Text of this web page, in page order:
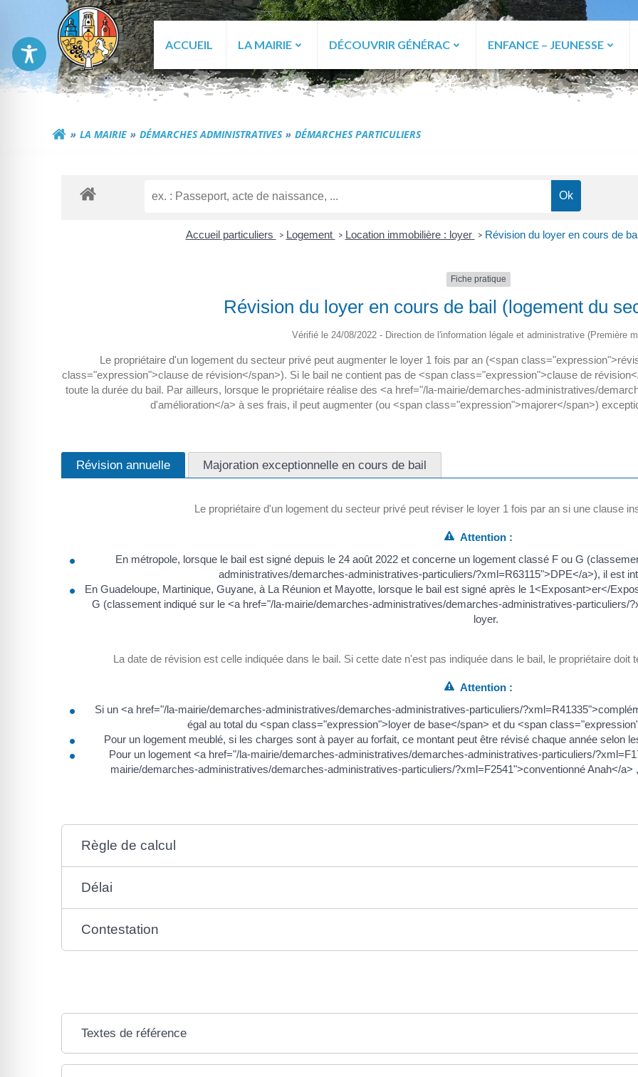
contenu
Commune de Générac
ACCUEIL LA MAIRIE DÉCOUVRIR GÉNÉRAC ENFANCE – JEUNESSE
LA MAIRIE DÉMARCHES ADMINISTRATIVES DÉMARCHES PARTICULIERS
Accueil particuliers > Logement > Location immobilière : loyer > Révision du loyer en cours de
Fiche pratique
Révision du loyer en cours de bail (logement du
Vérifié le 24/08/2022 - Direction de l'information légale et administrative (Première
Le propriétaire d'un logement du secteur privé peut augmenter le loyer 1 fois par an (<span
class="expression">clause de révision</span>). Si le bail ne contient pas de <span class="expression">clause de
toute la durée du bail. Par ailleurs, lorsque le propriétaire réalise des <a href="/la-mairie/demarches-administratives/
d'amélioration</a> à ses frais, il peut augmenter (ou <span class="expression">majorer</span>)
Révision annuelle Majoration exceptionnelle en cours de bail
Le propriétaire d'un logement du secteur privé peut réviser le loyer 1 fois par an si une clause
Attention :
En métropole, lorsque le bail est signé depuis le 24 août 2022 et concerne un logement classé F ou G
administratives/demarches-administratives-particuliers/?xml=R63115">DPE</a>), il est
En Guadeloupe, Martinique, Guyane, à La Réunion et Mayotte, lorsque le bail est signé après le 1<Exposant>er</
G (classement indiqué sur le <a href="/la-mairie/demarches-administratives/demarches-administratives-particuliers/
loyer.
La date de révision est celle indiquée dans le bail. Si cette date n'est pas indiquée dans le bail, le propriétaire doit
Attention :
Si un <a href="/la-mairie/demarches-administratives/demarches-administratives-particuliers/
égal au total du <span class="expression">loyer de base</span> et du <span
Pour un logement meublé, si les charges sont à payer au forfait, ce montant peut être révisé chaque année selon
Pour un logement <a href="/la-mairie/demarches-administratives/demarches-administratives-particuliers/
mairie/demarches-administratives/demarches-administratives-particuliers/?xml=F2541">conventionné Anah</
Règle de calcul
Délai
Contestation
Textes de référence